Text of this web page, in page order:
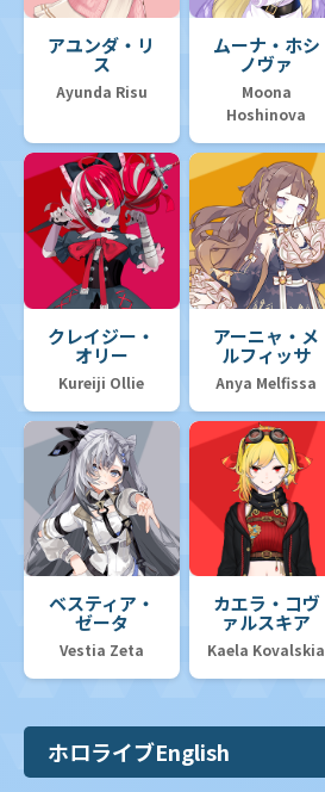
アユンダ・リ
ス
Ayunda Risu
ムーナ・ホシ
ノヴァ
Moona
Hoshinova
クレイジー・
オリー
Kureiji Ollie
アーニャ・メ
ルフィッサ
Anya Melfissa
ベスティア・
ゼータ
Vestia Zeta
カエラ・コヴ
ァルスキア
Kaela Kovalskia
ホロライブEnglish